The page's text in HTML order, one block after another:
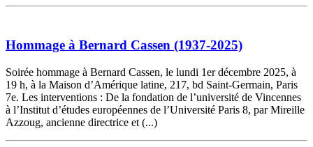
Hommage à Bernard Cassen (1937-2025)
Soirée hommage à Bernard Cassen, le lundi 1er décembre 2025, à
19 h, à la Maison d’Amérique latine, 217, bd Saint-Germain, Paris
7e. Les interventions : De la fondation de l’université de Vincennes
à l’Institut d’études européennes de l’Université Paris 8, par Mireille
Azzoug, ancienne directrice et (...)